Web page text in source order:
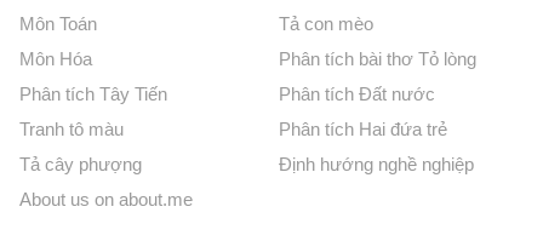
Môn Toán
Môn Hóa
Phân tích Tây Tiến
Tranh tô màu
Tả cây phượng
About us on about.me
Tả con mèo
Phân tích bài thơ Tỏ lòng
Phân tích Đất nước
Phân tích Hai đứa trẻ
Định hướng nghề nghiệp